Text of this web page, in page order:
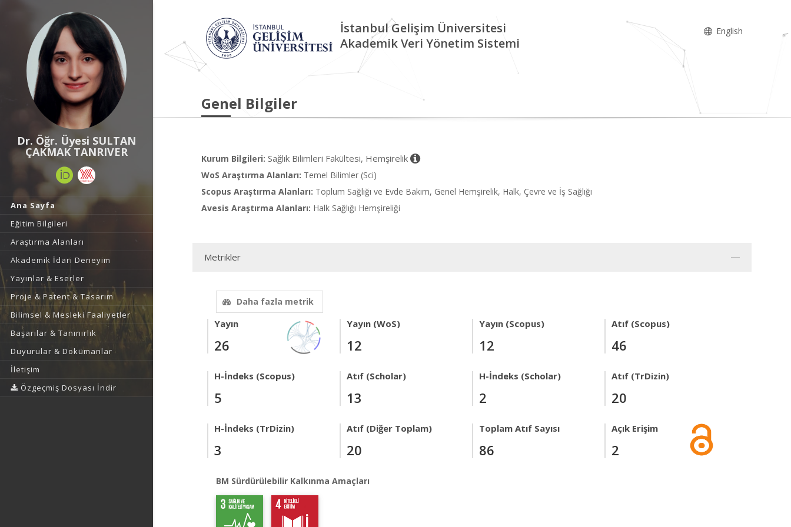
Dr. Öğr. Üyesi SULTAN
ÇAKMAK TANRIVER
Ana Sayfa
Eğitim Bilgileri
Araştırma Alanları
Akademik İdari Deneyim
Yayınlar & Eserler
Proje & Patent & Tasarım
Bilimsel & Mesleki Faaliyetler
Başarılar & Tanınırlık
Duyurular & Dokümanlar
İletişim
Özgeçmiş Dosyası İndir
İstanbul Gelişim Üniversitesi
Akademik Veri Yönetim Sistemi
English
Genel Bilgiler
Kurum Bilgileri: Sağlık Bilimleri Fakültesi, Hemşirelik
WoS Araştırma Alanları: Temel Bilimler (Sci)
Scopus Araştırma Alanları: Toplum Sağlığı ve Evde Bakım, Genel Hemşirelik, Halk, Çevre ve İş Sağlığı
Avesis Araştırma Alanları: Halk Sağlığı Hemşireliği
Metrikler
Daha fazla metrik
Yayın
26
Yayın (WoS)
12
Yayın (Scopus)
12
Atıf (Scopus)
46
H-İndeks (Scopus)
5
Atıf (Scholar)
13
H-İndeks (Scholar)
2
Atıf (TrDizin)
20
H-İndeks (TrDizin)
3
Atıf (Diğer Toplam)
20
Toplam Atıf Sayısı
86
Açık Erişim
2
BM Sürdürülebilir Kalkınma Amaçları